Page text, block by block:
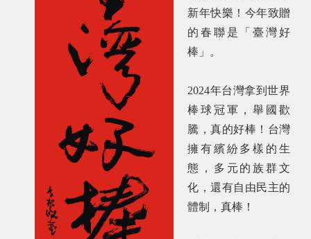
新年快樂！今年致贈
的春聯是「臺灣好
棒」。
2024年台灣拿到世界
棒球冠軍，舉國歡
騰，真的好棒！台灣
擁有繽紛多樣的生
態，多元的族群文
化，還有自由民主的
體制，真棒！